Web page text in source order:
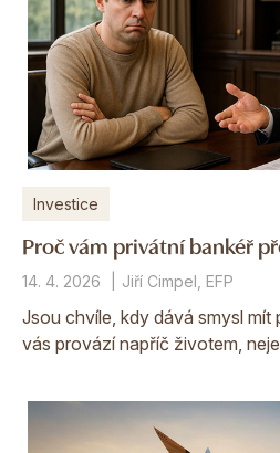
Investice
Proč vám privátní bankéř
14. 4. 2026 Jiří Cimpel, EFP
Jsou chvíle, kdy dává smysl mít
vás provází napříč životem,